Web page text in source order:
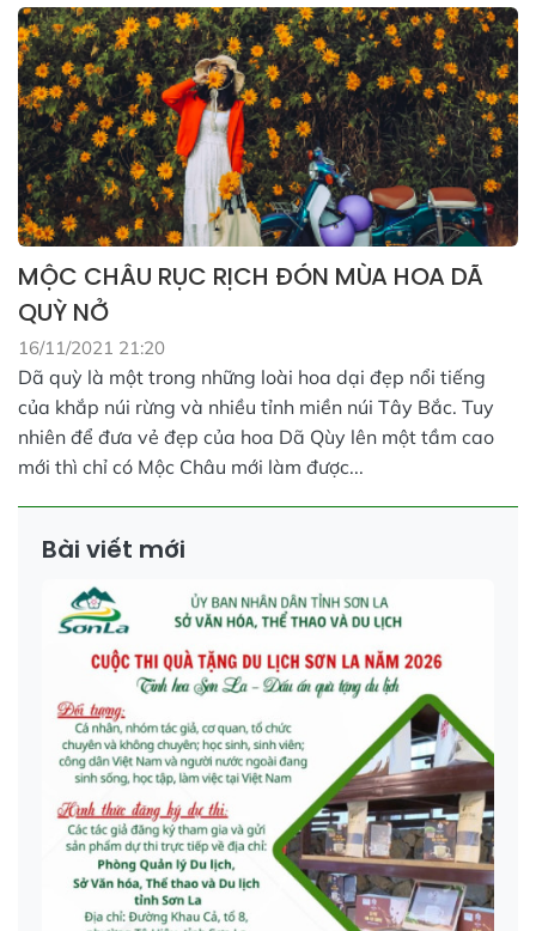
MỘC CHÂU RỤC RỊCH ĐÓN MÙA HOA DÃ
QUỲ NỞ
16/11/2021 21:20
Dã quỳ là một trong những loài hoa dại đẹp nổi tiếng
của khắp núi rừng và nhiều tỉnh miền núi Tây Bắc. Tuy
nhiên để đưa vẻ đẹp của hoa Dã Qùy lên một tầm cao
mới thì chỉ có Mộc Châu mới làm được...
Bài viết mới